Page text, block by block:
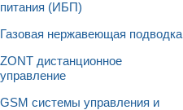
питания (ИБП)
Газовая нержавеющая подводка
ZONT дистанционное
управление
GSM системы управления и